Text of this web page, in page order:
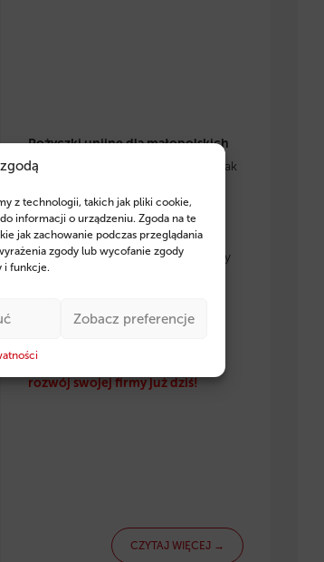
z technologii, takich jak pliki cookie,
informacji o urządzeniu. Zgoda na te
jak zachowanie podczas przeglądania
zgody lub wycofanie zgody
i funkcje.
Zobacz preferencje
Pożyczki unijne dla małopolskich
przedsiębiorców
– dowiedz się, jak
pożyczek na rozwój, inwestycje i
odnawialne źródła energii. Zyskaj
wsparcie ekspertów Fintaxis, którzy
finansowania.
Sprawdź szczegóły i postaw na
rozwój swojej firmy już dziś!
CZYTAJ WIĘCEJ →